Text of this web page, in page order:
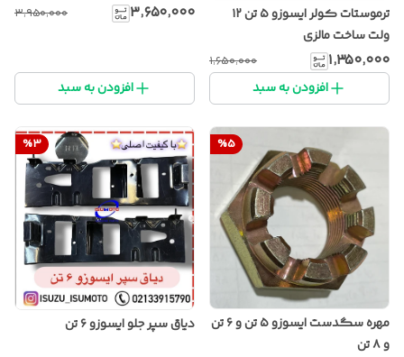
ترموستات کولر ایسوزو ۵ تن ۱۲
ولت ساخت مالزی
۱٬۳۵۰٬۰۰۰ ۱٬۶۵۰٬۰۰۰
افزودن به سبد
۳٬۶۵۰٬۰۰۰ ۳٬۹۵۰٬۰۰۰
افزودن به سبد
%5
مهره سگدست ایسوزو ۵ تن و ۶ تن
و ۸ تن
%3
دیاق سپر جلو ایسوزو ۶ تن